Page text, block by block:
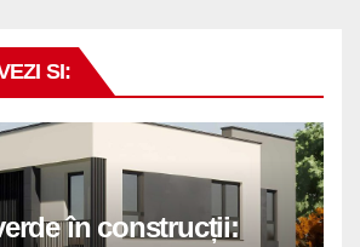
SI:
în construcții: